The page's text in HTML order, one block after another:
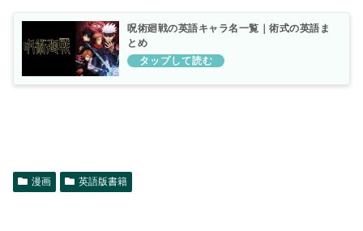
呪術廻戦の英語キャラ名一覧｜術式の英語ま
とめ
漫画 英語版書籍